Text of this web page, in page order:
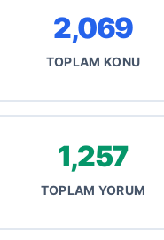
2,069
TOPLAM KONU
1,257
TOPLAM YORUM